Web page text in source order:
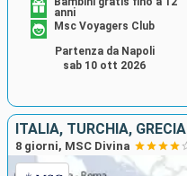
anni
Msc Voyagers Club
Partenza da Napoli
sab 10 ott 2026
ITALIA, TURCHIA, GRECIA
8 giorni, MSC Divina